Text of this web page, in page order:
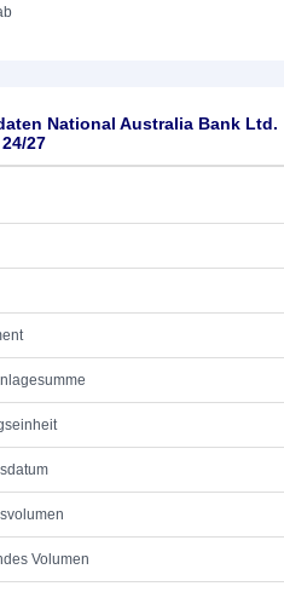
National Australia Bank Ltd.
27
Volumen